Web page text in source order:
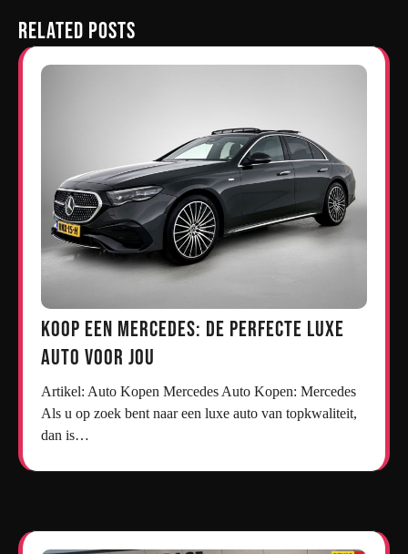
Related Posts
Koop een Mercedes: De Perfecte Luxe
Auto voor Jou
Artikel: Auto Kopen Mercedes Auto Kopen: Mercedes
Als u op zoek bent naar een luxe auto van topkwaliteit,
dan is…